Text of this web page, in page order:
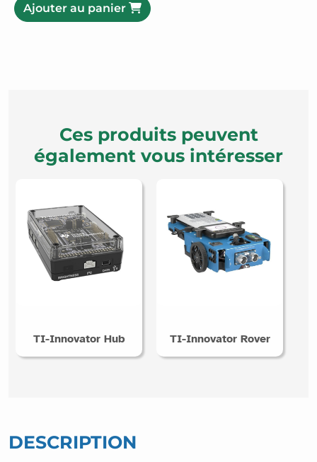
Ajouter au panier
Ces produits peuvent
également vous intéresser
TI-Innovator Hub TI-Innovator Rover
DESCRIPTION